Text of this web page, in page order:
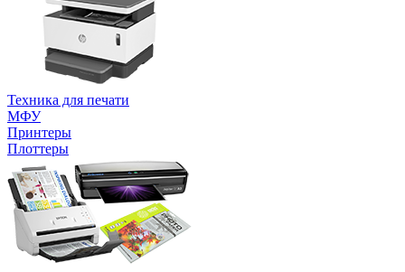
Техника для печати
МФУ
Принтеры
Плоттеры